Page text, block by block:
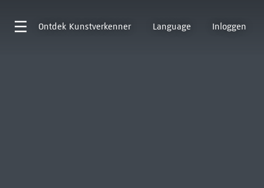
Ontdek Kunstverkenner Language Inloggen